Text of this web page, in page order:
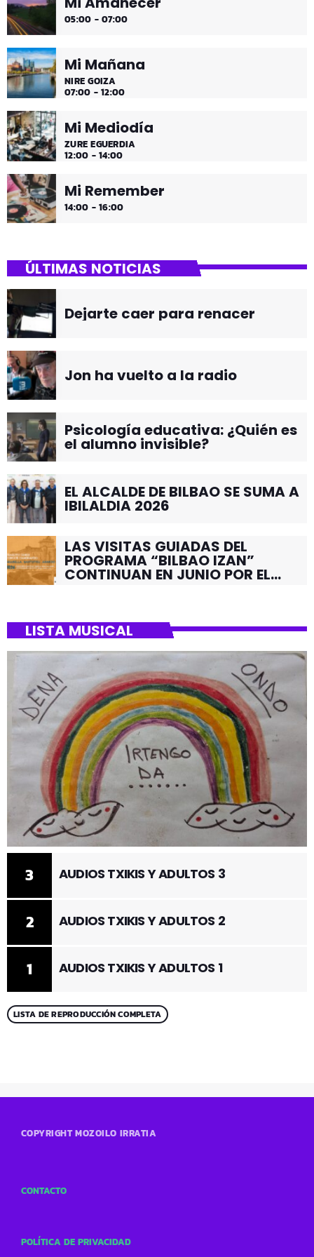
05:00 - 07:00
Mi Mañana
NIRE GOIZA
07:00 - 12:00
Mi Mediodía
ZURE EGUERDIA
12:00 - 14:00
Mi Remember
14:00 - 16:00
ÚLTIMAS NOTICIAS
Dejarte caer para renacer
Jon ha vuelto a la radio
Psicología educativa: ¿Quién es
el alumno invisible?
EL ALCALDE DE BILBAO SE SUMA A
IBILALDIA 2026
LAS VISITAS GUIADAS DEL
PROGRAMA “BILBAO IZAN”
CONTINUAN EN JUNIO POR EL
LISTA MUSICAL
1 AUDIOS TXIKIS Y ADULTOS 1
2 AUDIOS TXIKIS Y ADULTOS 2
3 AUDIOS TXIKIS Y ADULTOS 3
LISTA DE REPRODUCCIÓN COMPLETA
COPYRIGHT MOZOILO IRRATIA
CONTACTO
POLÍTICA DE PRIVACIDAD